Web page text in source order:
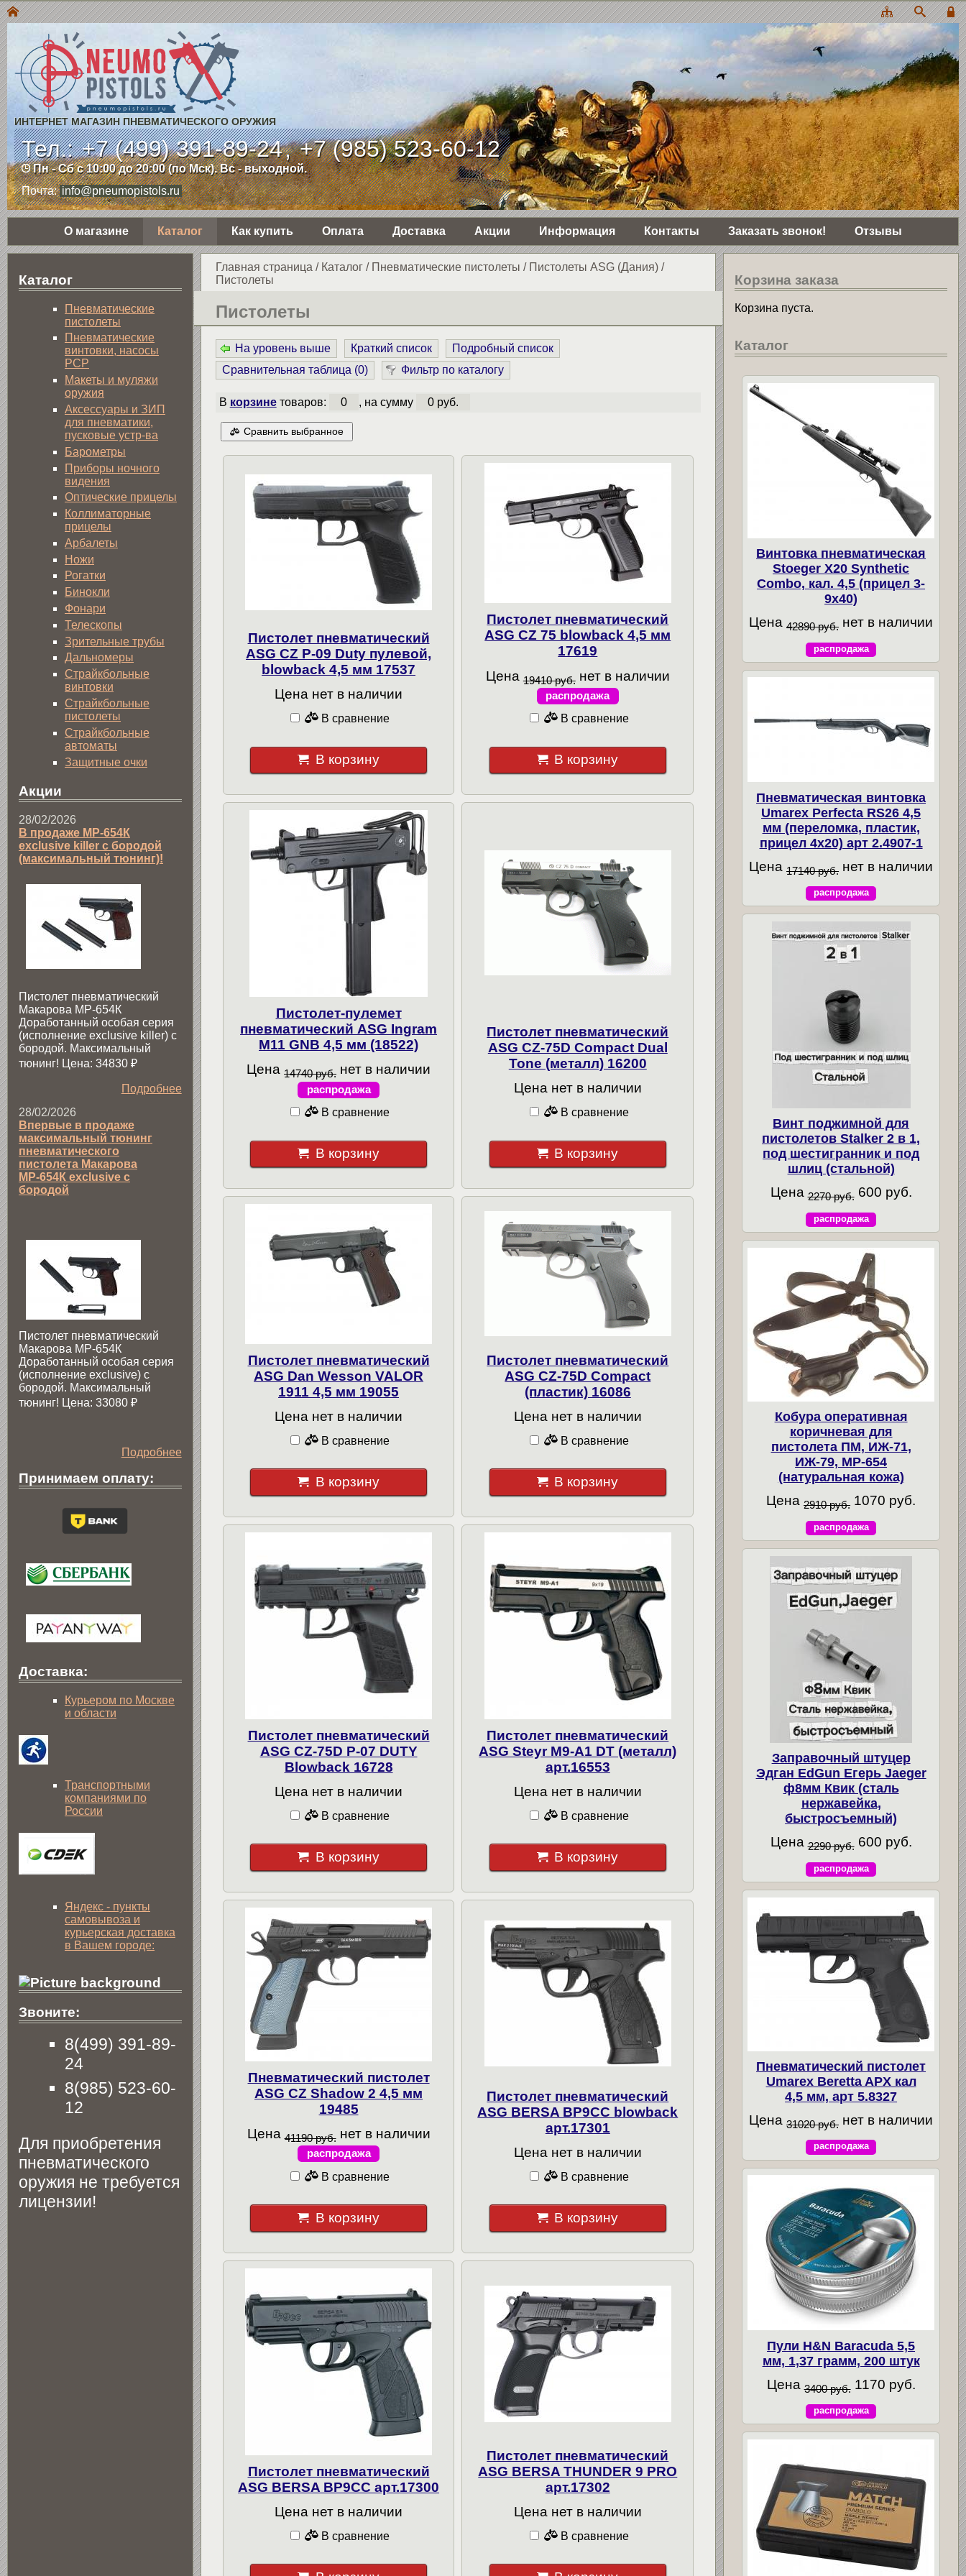
ИНТЕРНЕТ МАГАЗИН ПНЕВМАТИЧЕСКОГО ОРУЖИЯ
Тел.:+7 (499) 391-89-24,+7 (985) 523-60-12
Пн - Сб с 10:00 до 20:00 (по Мск). Вс - выходной.
Почта: info@pneumopistols.ru
О магазине Каталог Как купить Оплата Доставка Акции Информация Контакты Заказать звонок! Отзывы
Главная страница / Каталог/ Пнев­ма­ти­чес­кие пистолеты / Пистолеты ASG (Дания)/
Пистолеты
Пистолеты
На уровень выше Краткий список
Подробный список
Сравнительная таблица (0) Фильтр по каталогу
В корзинетоваров: 0 , на сумму 0 руб.
Сравнить выбранное
Пистолет пневматический
ASG CZ P-09 Duty пулевой,
blowback 4,5 мм 17537
Цена нет в наличии
В сравнение
В корзину
Пистолет пневматический
ASG CZ 75 blowback 4,5 мм
17619
Цена 19410 руб. нет в наличии
распродажа
В сравнение
В корзину
Пистолет-пулемет
пневматический ASG Ingram
M11 GNB 4,5 мм (18522)
Цена 14740 руб. нет в наличии
распродажа
В сравнение
В корзину
Пистолет пневматический
ASG CZ-75D Compact Dual
Tone (металл) 16200
Цена нет в наличии
В сравнение
В корзину
Пистолет пневматический
ASG Dan Wesson VALOR
1911 4,5 мм 19055
Цена нет в наличии
В сравнение
В корзину
Пистолет пневматический
ASG CZ-75D Compact
(пластик) 16086
Цена нет в наличии
В сравнение
В корзину
Пистолет пневматический
ASG CZ-75D P-07 DUTY
Blowback 16728
Цена нет в наличии
В сравнение
В корзину
Пистолет пневматический
ASG Steyr M9-A1 DT (металл)
арт.16553
Цена нет в наличии
В сравнение
В корзину
Пневматический пистолет
ASG CZ Shadow 2 4,5 мм
19485
Цена 41190 руб. нет в наличии
распродажа
В сравнение
В корзину
Пистолет пневматический
ASG BERSA BP9CC blowback
арт.17301
Цена нет в наличии
В сравнение
В корзину
Пистолет пневматический
ASG BERSA BP9CC арт.17300
Цена нет в наличии
В сравнение
Пистолет пневматический
ASG BERSA THUNDER 9 PRO
арт.17302
Цена нет в наличии
В сравнение
Каталог
Пнев­ма­ти­чес­кие
пистолеты
Пневматические
винтовки, насосы
PCP
Макеты и муляжи
оружия
Аксессуары и ЗИП
для пневматики,
пусковые устр-ва
Барометры
Приборы ночного
видения
Оптические прицелы
Коллиматорные
прицелы
Арбалеты
Ножи
Рогатки
Бинокли
Фонари
Телескопы
Зрительные трубы
Дальномеры
Страйкбольные
винтовки
Страйкбольные
пистолеты
Страйкбольные
автоматы
Защитные очки
Акции
28/02/2026
В продаже МР-654К
exclusive killer с бородой
(максимальный тюнинг)!
Пистолет пневматический
Макарова МР-654К
Доработанный особая серия
(исполнение exclusive killer) с
бородой. Максимальный
тюнинг! Цена: 34830 ₽
Подробнее
28/02/2026
Впервые в продаже
максимальный тюнинг
пневматического
пистолета Макарова
МР-654К exclusive с
бородой
Пистолет пневматический
Макарова МР-654К
Доработанный особая серия
(исполнение exclusive) c
бородой. Максимальный
тюнинг! Цена: 33080 ₽
Подробнее
Принимаем оплату:
Доставка:
Курьером по Москве
и области
Транспортными
компаниями по
России
Яндекс - пункты
самовывоза и
курьерская доставка
в Вашем городе:
Звоните:
8(499) 391-89-
24
8(985) 523-60-
12
Для приобретения
пневматического
оружия не требуется
лицензии!
Корзина заказа
Корзина пуста.
Каталог
Винтовка пневматическая
Stoeger X20 Synthetic
Combo, кал. 4,5 (прицел 3-
9х40)
Цена 42890 руб. нет в наличии
распродажа
Пневматическая винтовка
Umarex Perfecta RS26 4,5
мм (переломка, пластик,
прицел 4x20) арт 2.4907-1
Цена 17140 руб. нет в наличии
распродажа
Винт поджимной для
пистолетов Stalker 2 в 1,
под шестигранник и под
шлиц (стальной)
Цена 2270 руб. 600 руб.
распродажа
Кобура оперативная
коричневая для
пистолета ПМ, ИЖ-71,
ИЖ-79, МР-654
(натуральная кожа)
Цена 2910 руб. 1070 руб.
распродажа
Заправочный штуцер
Эдган EdGun Егерь Jaeger
ф8мм Квик (сталь
нержавейка,
быстросъемный)
Цена 2290 руб. 600 руб.
распродажа
Пневматический пистолет
Umarex Beretta APX кал
4,5 мм, арт 5.8327
Цена31020 руб. нет в наличии
распродажа
Пули H&N Baracuda 5,5
мм, 1,37 грамм, 200 штук
Цена 3400 руб. 1170 руб.
распродажа